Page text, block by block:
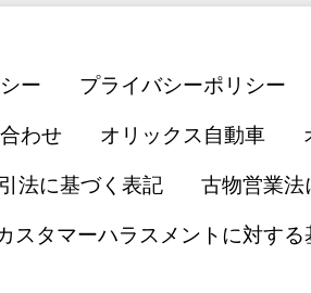
ー プライバシーポリシー
わせ オリックス自動車
法に基づく表記 古物営業法
スタマーハラスメントに対する